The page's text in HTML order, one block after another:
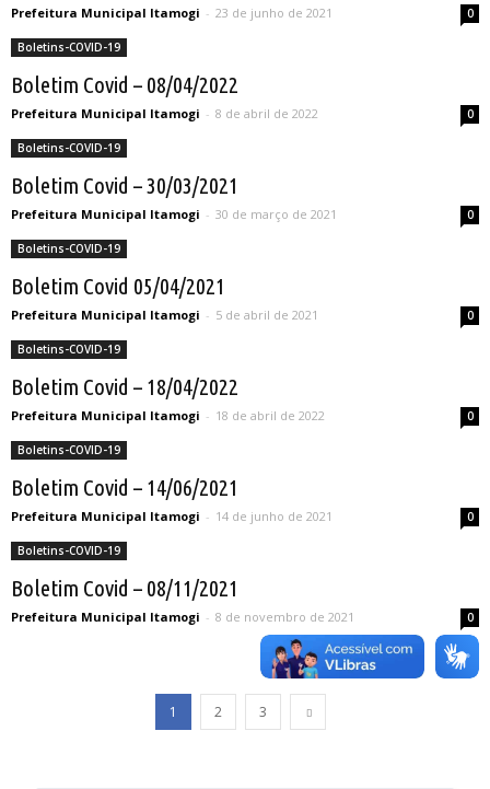
Prefeitura Municipal Itamogi - 23 de junho de 2021 0
Boletins-COVID-19
Boletim Covid – 08/04/2022
Prefeitura Municipal Itamogi - 8 de abril de 2022 0
Boletins-COVID-19
Boletim Covid – 30/03/2021
Prefeitura Municipal Itamogi - 30 de março de 2021 0
Boletins-COVID-19
Boletim Covid 05/04/2021
Prefeitura Municipal Itamogi - 5 de abril de 2021 0
Boletins-COVID-19
Boletim Covid – 18/04/2022
Prefeitura Municipal Itamogi - 18 de abril de 2022 0
Boletins-COVID-19
Boletim Covid – 14/06/2021
Prefeitura Municipal Itamogi - 14 de junho de 2021 0
Boletins-COVID-19
Boletim Covid – 08/11/2021
Prefeitura Municipal Itamogi - 8 de novembro de 2021 0
1 2 3